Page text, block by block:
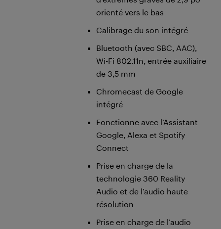
orienté vers le bas
Calibrage du son intégré
Bluetooth (avec SBC, AAC),
Wi-Fi 802.11n, entrée auxiliaire
de 3,5 mm
Chromecast de Google
intégré
Fonctionne avec l’Assistant
Google, Alexa et Spotify
Connect
Prise en charge de la
technologie 360 Reality
Audio et de l’audio haute
résolution
Prise en charge de l’audio